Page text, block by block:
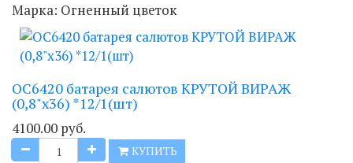
Марка: Огненный цветок
ОС6420 батарея салютов КРУТОЙ ВИРАЖ
(0,8"х36) *12/1(шт)
4100.00 руб.
КУПИТЬ